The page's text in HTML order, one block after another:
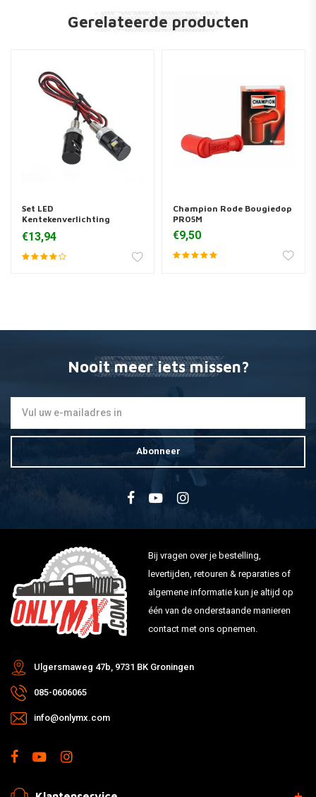
Gerelateerde producten
Set LED
Kentekenverlichting
€13,94
Champion Rode Bougiedop
PR05M
€9,50
Nooit meer iets missen?
Abonneer
Bij vragen over je bestelling,
levertijden, retouren & reparaties of
algemene informatie kun je altijd op
één van de onderstaande manieren
contact met ons opnemen.
Ulgersmaweg 47b, 9731 BK Groningen
085-0606065
info@onlymx.com